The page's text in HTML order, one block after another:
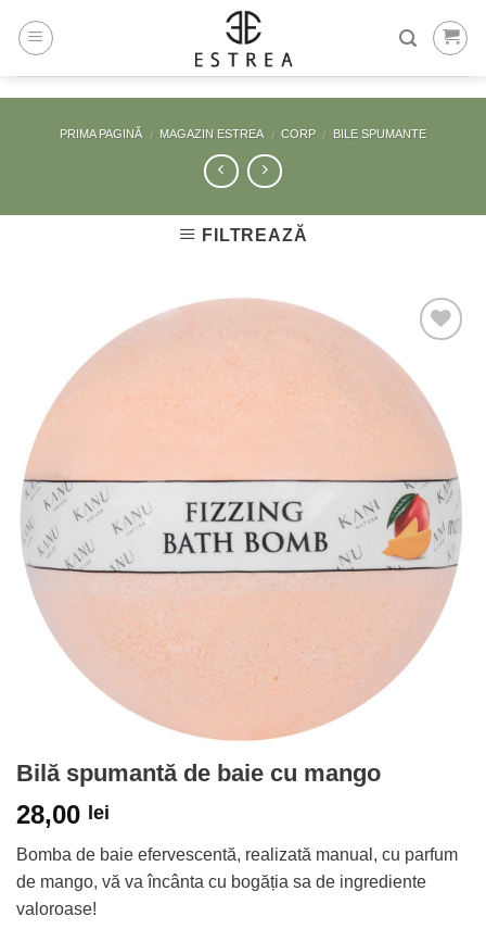
PRIMA PAGINĂ / MAGAZIN ESTREA / CORP / BILE SPUMANTE
FILTREAZĂ
Favorite
Bilă spumantă de baie cu mango
28,00 lei
Bomba de baie efervescentă, realizată manual, cu parfum
de mango, vă va încânta cu bogăția sa de ingrediente
valoroase!